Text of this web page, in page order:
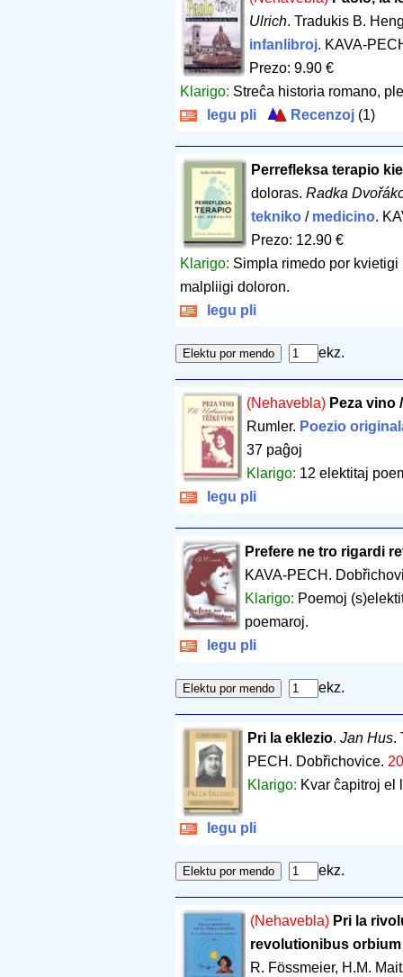
Ulrich. Tradukis B.
infanlibroj. KAVA-
Prezo: 9.90 €
Klarigo: Streĉa historia romano,
legu pli
Recenzoj (1)
Perrefleksa terapio
doloras. Radka
tekniko/ medicino.
Prezo: 12.90 €
Klarigo: Simpla rimedo por
malpliigi doloron.
legu pli
ekz.
(Nehavebla) Peza vino
Rumler. Poezio
37 paĝoj
Klarigo: 12 elektitaj
legu pli
Prefere ne tro rigardi
KAVA-PECH.
Klarigo: Poemoj
poemaroj.
legu pli
ekz.
Pri la eklezio. Jan Hus.
PECH. Dobřichovice.
Klarigo: Kvar ĉapitroj el
legu pli
ekz.
(Nehavebla) Pri la
revolutionibus
R. Fössmeier, H.M.